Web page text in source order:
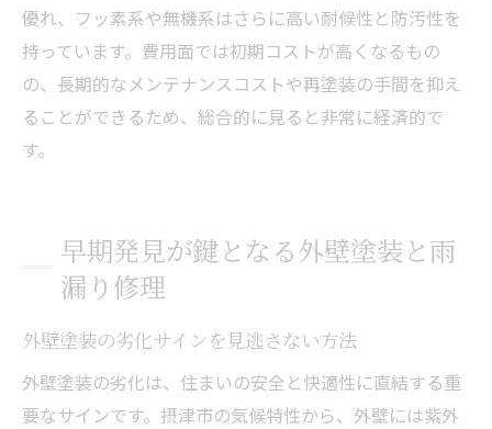
優れ、フッ素系や無機系はさらに高い耐候性と防汚性を
持っています。費用面では初期コストが高くなるもの
の、長期的なメンテナンスコストや再塗装の手間を抑え
ることができるため、総合的に見ると非常に経済的で
す。
早期発見が鍵となる外壁塗装と雨
漏り修理
外壁塗装の劣化サインを見逃さない方法
外壁塗装の劣化は、住まいの安全と快適性に直結する重
要なサインです。摂津市の気候特性から、外壁には紫外